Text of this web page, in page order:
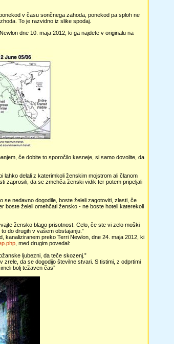
v času sončnega zahoda, ponekod pa sploh ne
To je razvidno iz slike spodaj.
dne 10. maja 2012, ki ga najdete v originalu na
če dobite to sporočilo kasneje, si samo dovolite, da
delali z katerimkoli ženskim mojstrom ali članom
zaprosili, da se zmehča ženski vidik ter potem pripeljali
nedavno dogodile, boste želeli zagotoviti, zlasti, če
boste želeli omehčati žensko - ne boste hoteli katerekoli
žensko blago prisotnost. Celo, če ste vi zelo moški
do drugih v vašem obstajanju.”
kanaliziranem preko Terri Newlon, dne 24. maja 2012, ki
, med drugim povedal:
ljubezni, da teče skozenj.”
zrele, da se dogodijo številne stvari. S tistimi, z odprtimi
bolj težaven čas”